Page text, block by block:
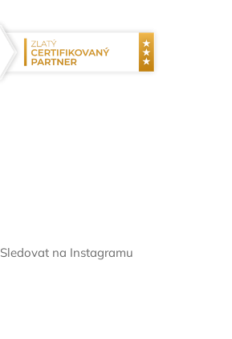
Sledovat na Instagramu